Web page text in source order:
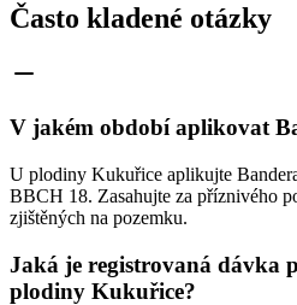
Často kladené otázky
V jakém období aplikovat
U plodiny Kukuřice aplikujte
BBCH 18. Zasahujte za příznivého
zjištěných na pozemku.
Jaká je registrovaná dávka
plodiny Kukuřice?